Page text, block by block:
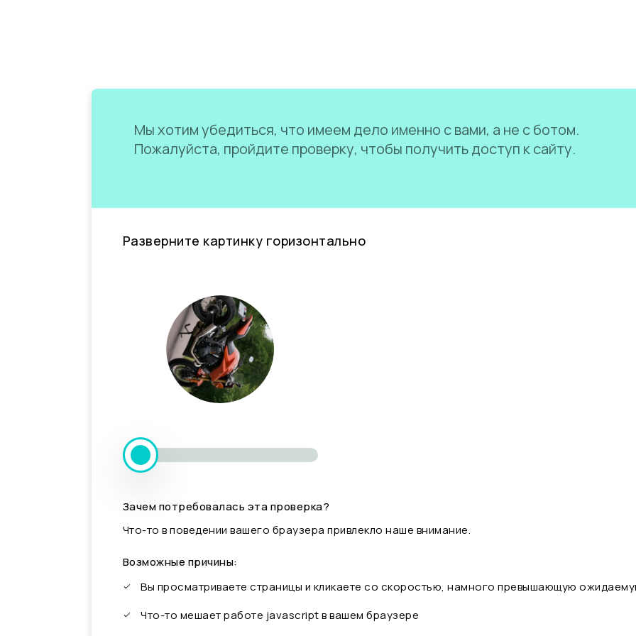
Мы хотим убедиться, что имеем дело именно с вами, а не с ботом.
Пожалуйста, пройдите проверку, чтобы получить доступ к сайту.
Разверните картинку горизонтально
Зачем потребовалась эта проверка?
Что-то в поведении вашего браузера привлекло наше внимание.
Возможные причины:
Вы просматриваете страницы и кликаете со скоростью, намного превышающую
Что-то мешает работе javascript в вашем браузере